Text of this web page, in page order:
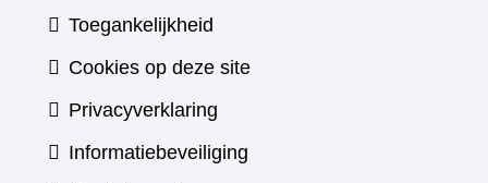
Toegankelijkheid
Cookies op deze site
Privacyverklaring
Informatiebeveiliging